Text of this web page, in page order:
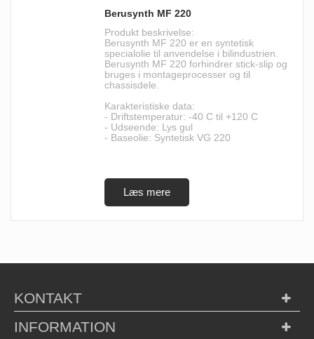
Berusynth MF 220
Produkt beskrivelse:
Berusynth MF 220 er en syntetisk
specialolie til anvendelse i bilindustrien.
Berusynth MF 220 forhindrer stick-slip og
bruges i montageprocesser og til
chassisdele.
Karakteristiske data:
- Driftstemperatur: -40 C til +120 C
- Udseende: Lys gul
- Baseolie: Syntetisk VG 220
KONTAKT
INFORMATION